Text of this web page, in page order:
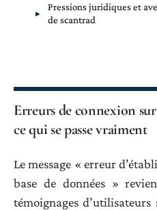
Pressions juridiques et
de scantrad
Erreurs de connexion
ce qui se passe vraiment
Le message « erreur
base de données »
témoignages